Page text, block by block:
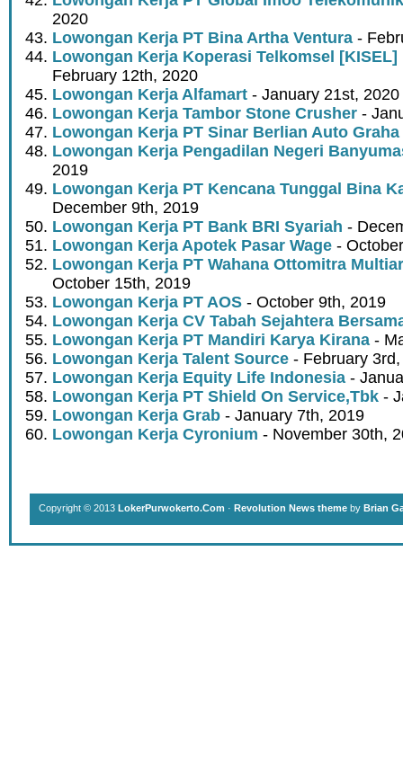
2020
Lowongan Kerja PT Bina Artha Ventura -
Lowongan Kerja Koperasi Telkomsel
February 12th, 2020
Lowongan Kerja Alfamart - January 21st, 2020
Lowongan Kerja Tambor Stone Crusher -
Lowongan Kerja PT Sinar Berlian Auto Graha
Lowongan Kerja Pengadilan Negeri
2019
Lowongan Kerja PT Kencana Tunggal Bina
December 9th, 2019
Lowongan Kerja PT Bank BRI Syariah -
Lowongan Kerja Apotek Pasar Wage -
Lowongan Kerja PT Wahana Ottomitra
October 15th, 2019
Lowongan Kerja PT AOS - October 9th, 2019
Lowongan Kerja CV Tabah Sejahtera
Lowongan Kerja PT Mandiri Karya Kirana -
Lowongan Kerja Talent Source - February
Lowongan Kerja Equity Life Indonesia -
Lowongan Kerja PT Shield On Service,Tbk -
Lowongan Kerja Grab - January 7th, 2019
Lowongan Kerja Cyronium - November 30th,
Copyright © 2013 LokerPurwokerto.Com · Revolution News theme by Brian